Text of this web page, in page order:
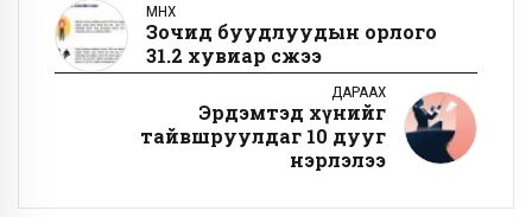
ӨМНӨХ
Зочид буудлуудын орлого
31.2 хувиар өсжээ
ДАРААХ
Эрдэмтэд хүнийг
тайвшруулдаг 10 дууг
нэрлэлээ